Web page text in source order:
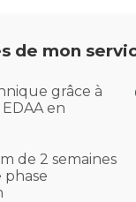
de mon
grâce à
en
de 2 semaines